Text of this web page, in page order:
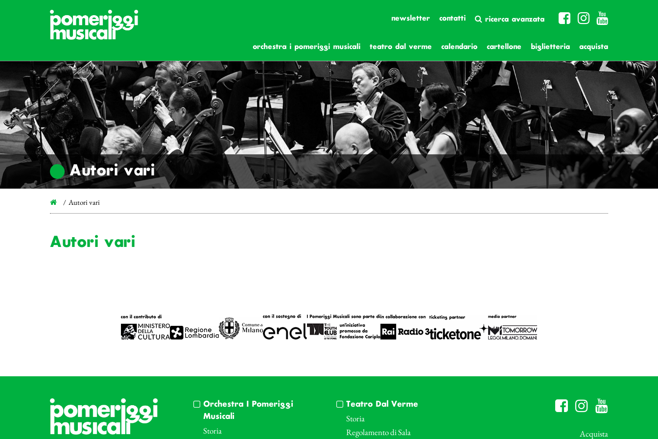
newsletter contatti ricerca avanzata
orchestra i pomeriggi musicali teatro dal verme calendario cartellone biglietteria acquista
Autori vari
Autori vari
Autori vari
Orchestra I Pomeriggi
Musicali
Storia
Teatro Dal Verme
Storia
Regolamento di Sala
Acquista